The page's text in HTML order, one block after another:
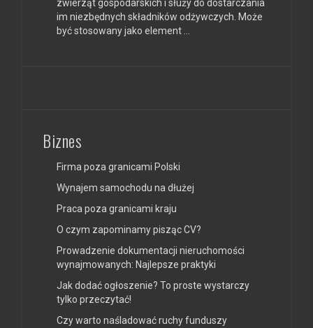
zwierząt gospodarskich i służy do dostarczania
im niezbędnych składników odżywczych. Może
być stosowany jako element …
Biznes
Firma poza granicami Polski
Wynajem samochodu na dłużej
Praca poza granicami kraju
O czym zapominamy pisząc CV?
Prowadzenie dokumentacji nieruchomości
wynajmowanych: Najlepsze praktyki
Jak dodać ogłoszenie? To proste wystarczy
tylko przeczytać!
Czy warto naśladować ruchy funduszy